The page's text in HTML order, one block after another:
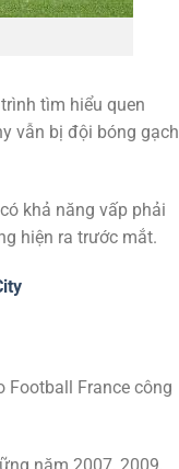
tìm hiểu quen
vẫn bị đội bóng gạch
khả năng vấp phải
hiện ra trước mắt.
Football France công